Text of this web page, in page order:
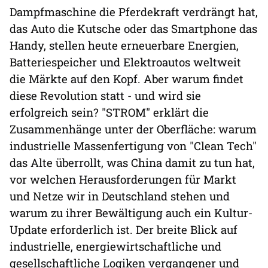
Dampfmaschine die Pferdekraft verdrängt hat,
das Auto die Kutsche oder das Smartphone das
Handy, stellen heute erneuerbare Energien,
Batteriespeicher und Elektroautos weltweit
die Märkte auf den Kopf. Aber warum findet
diese Revolution statt - und wird sie
erfolgreich sein? "STROM" erklärt die
Zusammenhänge unter der Oberfläche: warum
industrielle Massenfertigung von "Clean Tech"
das Alte überrollt, was China damit zu tun hat,
vor welchen Herausforderungen für Markt
und Netze wir in Deutschland stehen und
warum zu ihrer Bewältigung auch ein Kultur-
Update erforderlich ist. Der breite Blick auf
industrielle, energiewirtschaftliche und
gesellschaftliche Logiken vergangener und